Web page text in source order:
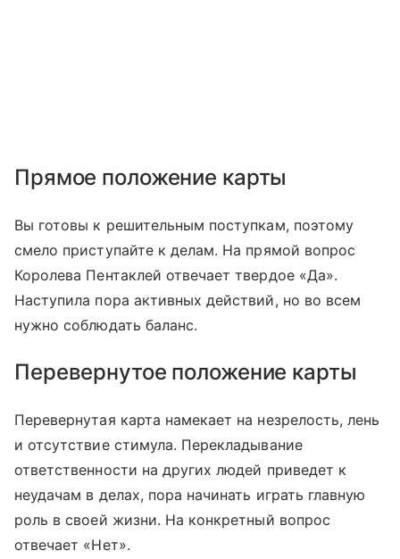
Прямое положение карты
Вы готовы к решительным поступкам, поэтому
смело приступайте к делам. На прямой вопрос
Королева Пентаклей отвечает твердое «Да».
Наступила пора активных действий, но во всем
нужно соблюдать баланс.
Перевернутое положение карты
Перевернутая карта намекает на незрелость, лень
и отсутствие стимула. Перекладывание
ответственности на других людей приведет к
неудачам в делах, пора начинать играть главную
роль в своей жизни. На конкретный вопрос
отвечает «Нет».